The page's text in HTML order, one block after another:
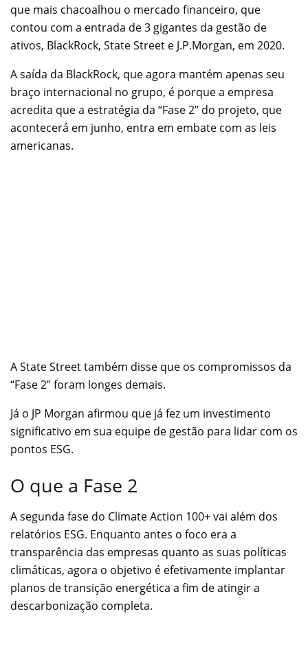
que mais chacoalhou o mercado financeiro, que
contou com a entrada de 3 gigantes da gestão de
ativos, BlackRock, State Street e J.P.Morgan, em 2020.
A saída da BlackRock, que agora mantém apenas seu
braço internacional no grupo, é porque a empresa
acredita que a estratégia da “Fase 2” do projeto, que
acontecerá em junho, entra em embate com as leis
americanas.
A State Street também disse que os compromissos da
“Fase 2” foram longes demais.
Já o JP Morgan afirmou que já fez um investimento
significativo em sua equipe de gestão para lidar com os
pontos ESG.
O que a Fase 2
A segunda fase do Climate Action 100+ vai além dos
relatórios ESG. Enquanto antes o foco era a
transparência das empresas quanto as suas políticas
climáticas, agora o objetivo é efetivamente implantar
planos de transição energética a fim de atingir a
descarbonização completa.